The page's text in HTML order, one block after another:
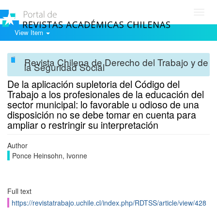
View Item
Revista Chilena de Derecho del Trabajo y de
la Seguridad Social
De la aplicación supletoria del Código del
Trabajo a los profesionales de la educación del
sector municipal: lo favorable u odioso de una
disposición no se debe tomar en cuenta para
ampliar o restringir su interpretación
Author
Ponce Heinsohn, Ivonne
Full text
https://revistatrabajo.uchile.cl/index.php/RDTSS/article/view/428